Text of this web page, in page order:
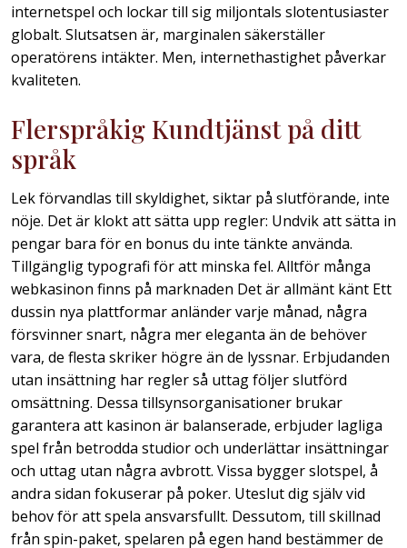
internetspel och lockar till sig miljontals slotentusiaster
globalt. Slutsatsen är, marginalen säkerställer
operatörens intäkter. Men, internethastighet påverkar
kvaliteten.
Flerspråkig Kundtjänst på ditt
språk
Lek förvandlas till skyldighet, siktar på slutförande, inte
nöje. Det är klokt att sätta upp regler: Undvik att sätta in
pengar bara för en bonus du inte tänkte använda.
Tillgänglig typografi för att minska fel. Alltför många
webkasinon finns på marknaden Det är allmänt känt Ett
dussin nya plattformar anländer varje månad, några
försvinner snart, några mer eleganta än de behöver
vara, de flesta skriker högre än de lyssnar. Erbjudanden
utan insättning har regler så uttag följer slutförd
omsättning. Dessa tillsynsorganisationer brukar
garantera att kasinon är balanserade, erbjuder lagliga
spel från betrodda studior och underlättar insättningar
och uttag utan några avbrott. Vissa bygger slotspel, å
andra sidan fokuserar på poker. Uteslut dig själv vid
behov för att spela ansvarsfullt. Dessutom, till skillnad
från spin-paket, spelaren på egen hand bestämmer de